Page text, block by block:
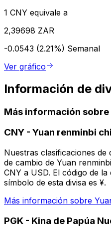
1 CNY equivale a
2,39698 ZAR
-0.0543 (2.21%) Semanal
Ver gráfico
Información de
Más información sobre
CNY - Yuan renminbi
Nuestras clasificaciones de
de cambio de Yuan
CNY a USD. El código de la
símbolo de esta divisa es ¥.
Más información sobre
PGK - Kina de Papúa